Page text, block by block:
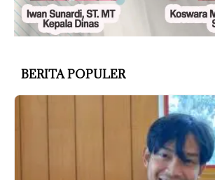
BERITA POPULER